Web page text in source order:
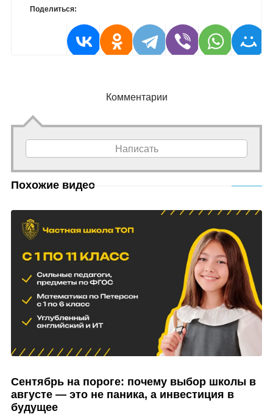
Поделиться:
Комментарии
Написать
Похожие видео
Сентябрь на пороге: почему выбор школы в
августе — это не паника, а инвестиция в
будущее